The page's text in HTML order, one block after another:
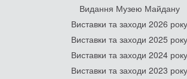
Видання Музею Майдану
Виставки та заходи 2026 року
Виставки та заходи 2025 року
Виставки та заходи 2024 року
Виставки та заходи 2023 року